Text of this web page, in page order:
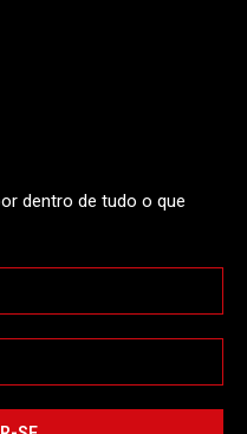
dentro de tudo o que